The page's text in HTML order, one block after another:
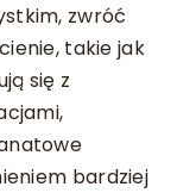
zwróć
takie jak
się z
bardziej